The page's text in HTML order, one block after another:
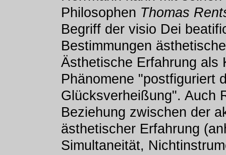
Philosophen Thomas
Begriff der visio Dei
Bestimmungen
Ästhetische Erfahrung als
Phänomene "postfiguriert
Glücksverheißung". Auch
Beziehung zwischen der
ästhetischer Erfahrung
Simultaneität,